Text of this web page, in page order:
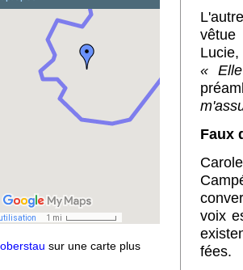
autour de la
des animaux
Schwilgué en
2018
avec les
2018
sur une carte plus
«
Faux
voix
fées.